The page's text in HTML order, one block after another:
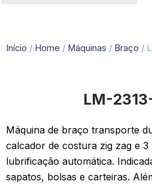
Início / Home / Máquinas / Braço /
LM-
Máquina de braço transporte
calcador de costura zig zag e
lubrificação automática.
sapatos, bolsas e carteiras.